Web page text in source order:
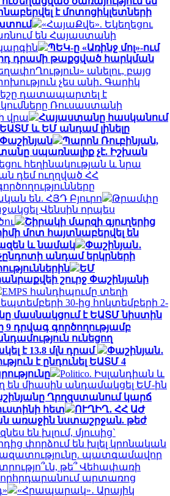
է մոտոցիկլետների
«ՀայաՔվե». Եկեղեցու
են Հայաստանի
ՊԵԿ-ը «Առինջ մոլ»-ում
դրամի թաքցված հարկման
անելու, բայց
չես անի․ Գարիկ
դատապարտել է
Ռուսաստանի
վրա
Հայաստանը հասկանում
և ԵՄ անդամ լինելը
Փաշինյան
Պարոն Ռուբինյան,
սպառնալիք չէ. Իշխան
հեղինակության և նրա
դեմ ուղղված ՀՀ
են. ՀՅԴ Բյուրո
Թրամփը
Վենսին որպես
Շիրակի մարզի գյուղերից
մոտ հայտնաբերվել են
և նամակ
Փաշինյան․
անդամ երկրների
ԵՄ
շուրջ Փաշինյանի
EMPS հանդիպումը տեղի
30-ից հոկտեմբերի 2-
մասնակցում է ԵԱՏՄ նիստին
դրվագ գործողությամբ
ունեցող
է 13.8 մլն դրամ
Փաշինյան․
է ընդունել ԵԱՏՄ 4
Politico. Իսլանդիան և
են միասին անդամակցել ԵՄ-ին
Ղրղզստանում կարճ
հետ
ՈՒՂԻՂ․ ՀՀ ԱԺ
առաջին նստաշրջան. թեժ
են խլում, մյուսից`
փորձում են խլել կրոնական
ազատությունը. պատգամավոր
թե՞ Վեհափառի
արտառոց
«Հրապարակ»․ Արայիկ